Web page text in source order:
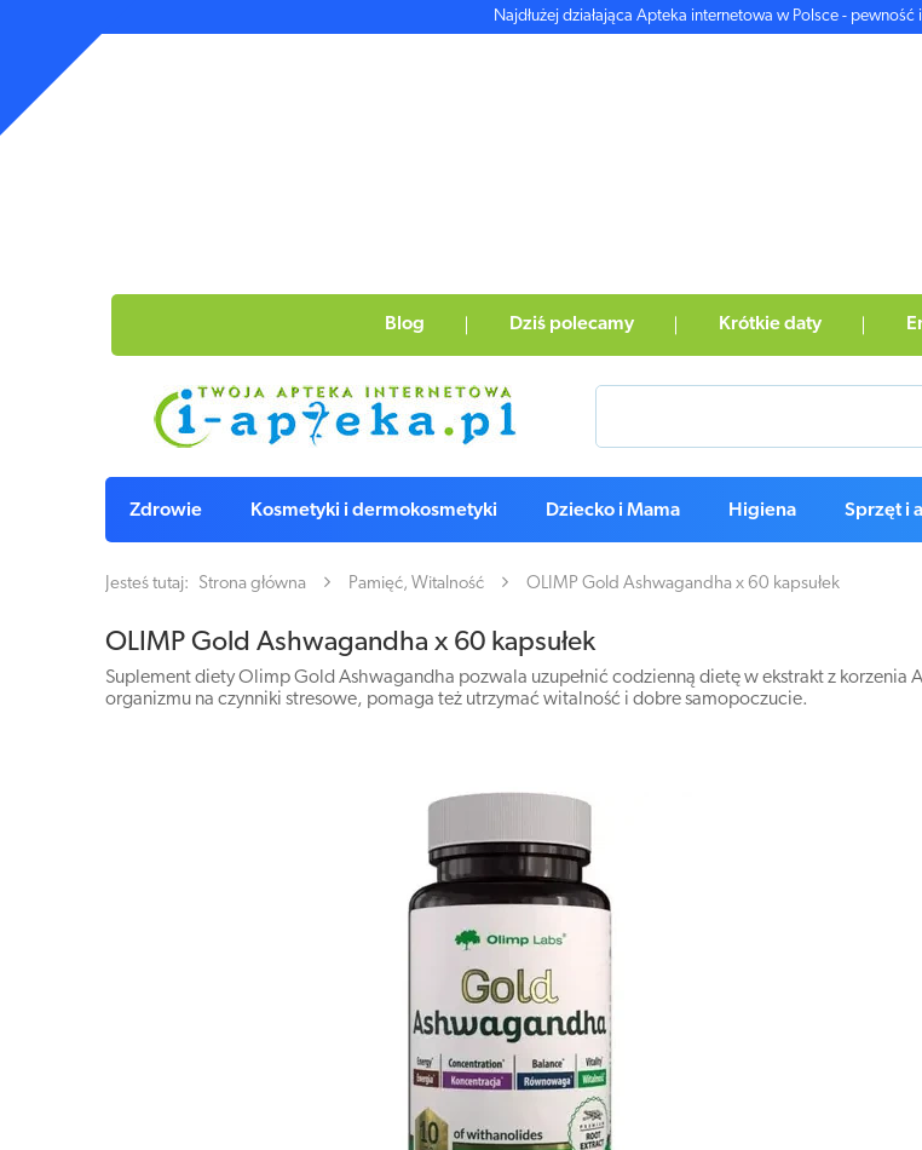
Najdłużej działająca Apteka internetowa w Polsce - pewność
Blog Dziś polecamy Krótkie daty
Zdrowie Kosmetyki i dermokosmetyki Dziecko i Mama Higiena Sprzęt i
Jesteś tutaj: Strona główna Pamięć, Witalność OLIMP Gold Ashwagandha x 60 kapsułek
OLIMP Gold Ashwagandha x 60 kapsułek
Suplement diety Olimp Gold Ashwagandha pozwala uzupełnić codzienną dietę w ekstrakt z
organizmu na czynniki stresowe, pomaga też utrzymać witalność i dobre samopoczucie.